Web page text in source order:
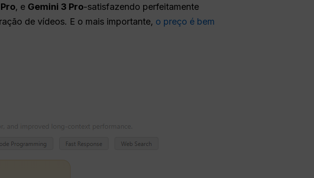
, e Gemini 3 Pro-satisfazendo perfeitamente
de vídeos. E o mais importante, o preço é bem